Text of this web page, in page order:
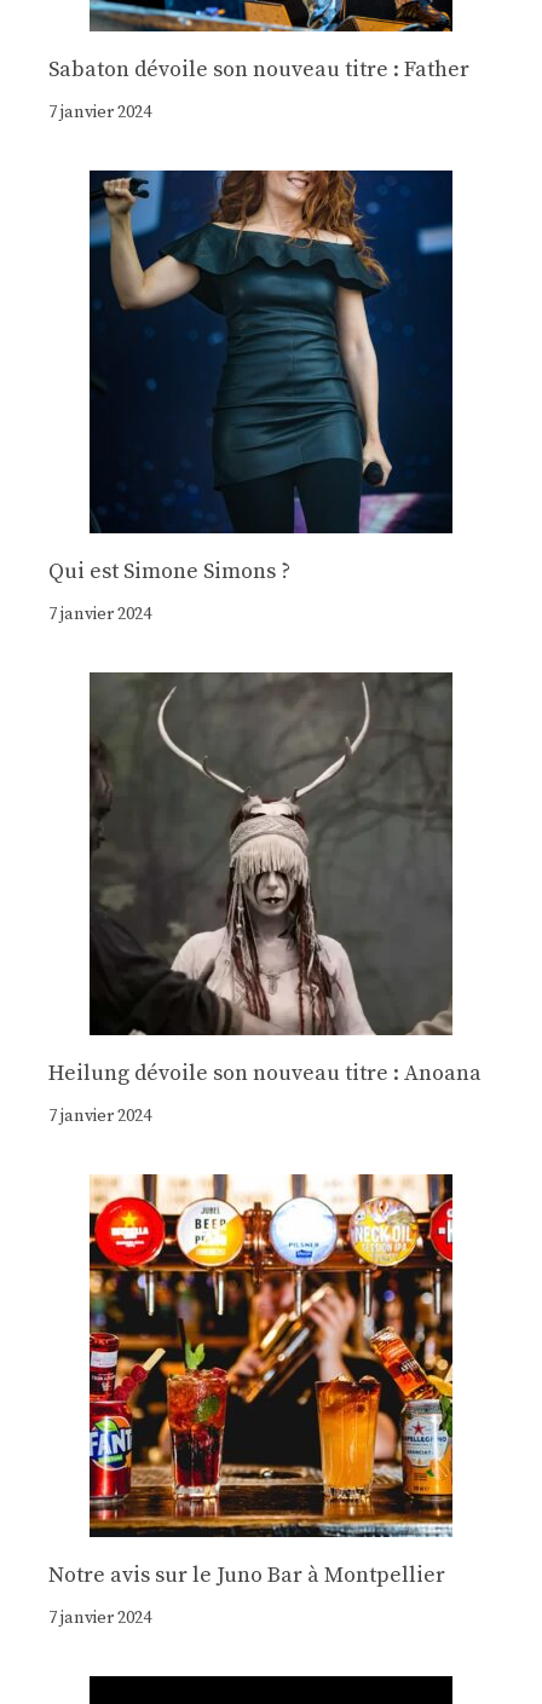
Sabaton dévoile son nouveau titre : Father
7 janvier 2024
Qui est Simone Simons ?
7 janvier 2024
Heilung dévoile son nouveau titre : Anoana
7 janvier 2024
Notre avis sur le Juno Bar à Montpellier
7 janvier 2024